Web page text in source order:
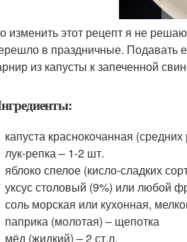
изменить этот рецепт я не
в праздничные. Подавать
из капусты к запеченной
капуста краснокочанная
лук-репка – 1-2 шт.
яблоко спелое (кисло-сладких
уксус столовый (9%) или любой
соль морская или кухонная,
паприка (молотая) – щепотка
мёд (жидкий) – 2 ст.л.